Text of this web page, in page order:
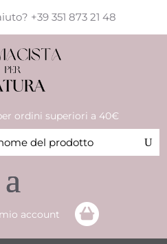
+39 351 873 21 48
ordini superiori a 40€
account